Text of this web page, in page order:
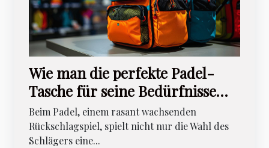
Wie man die perfekte Padel-
Tasche für seine Bedürfnisse
auswählt
Beim Padel, einem rasant wachsenden
Rückschlagspiel, spielt nicht nur die Wahl des
Schlägers eine...